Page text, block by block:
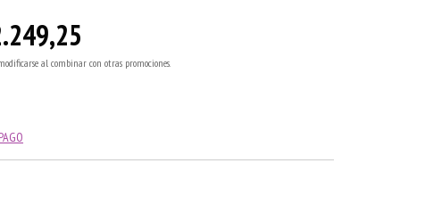
al combinar con otras promociones.